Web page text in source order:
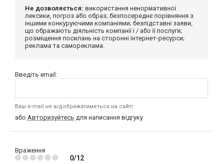
Не дозволяється: використання ненормативної
лексики, погроз або образ; безпосереднє порівняння з
іншими конкуруючими компаніями; безпідставні заяви,
що ображають діяльність компанії і / або її послуги;
розміщення посилань на сторонні інтернет-ресурси;
реклама та самореклама.
Введіть email:
Ваш e-mail не відображатиметься на сайті
або Авторизуйтесь для написання відгуку
Враження
0/12